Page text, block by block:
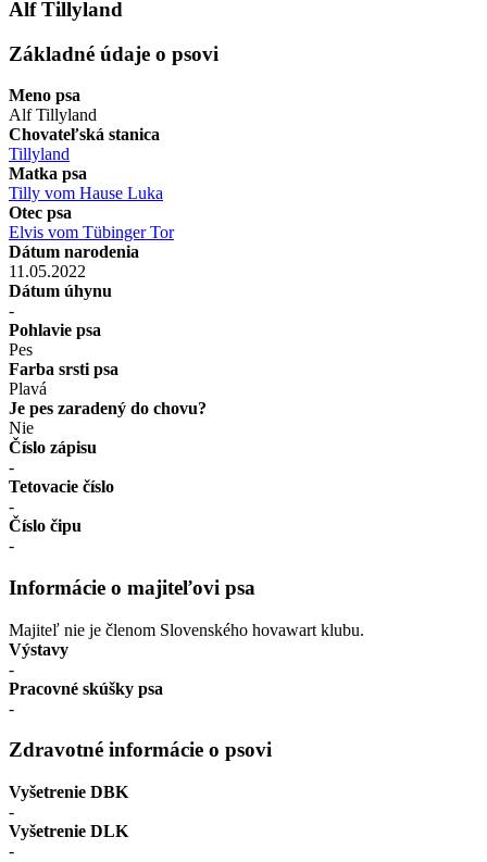
Alf Tillyland
Základné údaje o psovi
Meno psa
Alf Tillyland
Chovateľská stanica
Tillyland
Matka psa
Tilly vom Hause Luka
Otec psa
Elvis vom Tübinger Tor
Dátum narodenia
11.05.2022
Dátum úhynu
-
Pohlavie psa
Pes
Farba srsti psa
Plavá
Je pes zaradený do chovu?
Nie
Číslo zápisu
-
Tetovacie číslo
-
Číslo čipu
-
Informácie o majiteľovi psa
Majiteľ nie je členom Slovenského hovawart klubu.
Výstavy
-
Pracovné skúšky psa
-
Zdravotné informácie o psovi
Vyšetrenie DBK
-
Vyšetrenie DLK
-